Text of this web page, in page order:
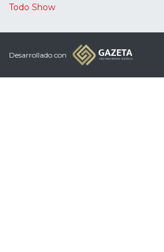
Todo Show
Desarrollado con